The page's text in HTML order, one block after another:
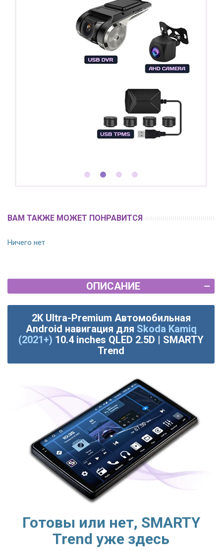
ВАМ ТАКЖЕ МОЖЕТ ПОНРАВИТСЯ
Ничего нет
ОПИСАНИЕ
2K Ultra-Premium Автомобильная
Android навигация для Skoda Kamiq
(2021+) 10.4 inches QLED 2.5D | SMARTY
Trend
Готовы или нет, SMARTY
Trend уже здесь